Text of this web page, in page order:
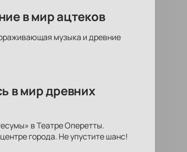
в мир ацтеков
музыка и древние
в мир древних
в Театре Оперетты.
города. Не упустите шанс!